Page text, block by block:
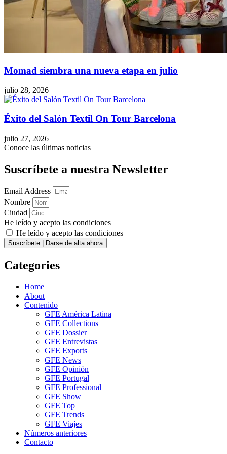
Momad siembra una nueva etapa en julio
julio 28, 2026
Éxito del Salón Textil On Tour Barcelona
julio 27, 2026
Conoce las últimas noticias
Suscríbete a nuestra Newsletter
Email Address
Nombre
Ciudad
He leído y acepto las condiciones
He leído y acepto las condiciones
Suscríbete | Darse de alta ahora
Categories
Home
About
Contenido
GFE América Latina
GFE Collections
GFE Dossier
GFE Entrevistas
GFE Exports
GFE News
GFE Opinión
GFE Portugal
GFE Professional
GFE Show
GFE Top
GFE Trends
GFE Viajes
Números anteriores
Contacto